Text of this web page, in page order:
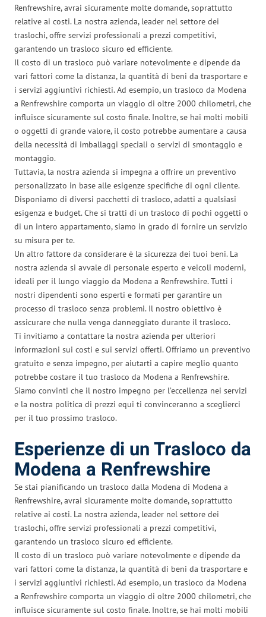
Renfrewshire, avrai sicuramente molte domande, soprattutto
relative ai costi. La nostra azienda, leader nel settore dei
traslochi, offre servizi professionali a prezzi competitivi,
garantendo un trasloco sicuro ed efficiente.
Il costo di un trasloco può variare notevolmente e dipende da
vari fattori come la distanza, la quantità di beni da trasportare e
i servizi aggiuntivi richiesti. Ad esempio, un trasloco da Modena
a Renfrewshire comporta un viaggio di oltre 2000 chilometri, che
influisce sicuramente sul costo finale. Inoltre, se hai molti mobili
o oggetti di grande valore, il costo potrebbe aumentare a causa
della necessità di imballaggi speciali o servizi di smontaggio e
montaggio.
Tuttavia, la nostra azienda si impegna a offrire un preventivo
personalizzato in base alle esigenze specifiche di ogni cliente.
Disponiamo di diversi pacchetti di trasloco, adatti a qualsiasi
esigenza e budget. Che si tratti di un trasloco di pochi oggetti o
di un intero appartamento, siamo in grado di fornire un servizio
su misura per te.
Un altro fattore da considerare è la sicurezza dei tuoi beni. La
nostra azienda si avvale di personale esperto e veicoli moderni,
ideali per il lungo viaggio da Modena a Renfrewshire. Tutti i
nostri dipendenti sono esperti e formati per garantire un
processo di trasloco senza problemi. Il nostro obiettivo è
assicurare che nulla venga danneggiato durante il trasloco.
Ti invitiamo a contattare la nostra azienda per ulteriori
informazioni sui costi e sui servizi offerti. Offriamo un preventivo
gratuito e senza impegno, per aiutarti a capire meglio quanto
potrebbe costare il tuo trasloco da Modena a Renfrewshire.
Siamo convinti che il nostro impegno per l’eccellenza nei servizi
e la nostra politica di prezzi equi ti convinceranno a sceglierci
per il tuo prossimo trasloco.
Esperienze di un Trasloco da
Modena a Renfrewshire
Se stai pianificando un trasloco dalla Modena di Modena a
Renfrewshire, avrai sicuramente molte domande, soprattutto
relative ai costi. La nostra azienda, leader nel settore dei
traslochi, offre servizi professionali a prezzi competitivi,
garantendo un trasloco sicuro ed efficiente.
Il costo di un trasloco può variare notevolmente e dipende da
vari fattori come la distanza, la quantità di beni da trasportare e
i servizi aggiuntivi richiesti. Ad esempio, un trasloco da Modena
a Renfrewshire comporta un viaggio di oltre 2000 chilometri, che
influisce sicuramente sul costo finale. Inoltre, se hai molti mobili